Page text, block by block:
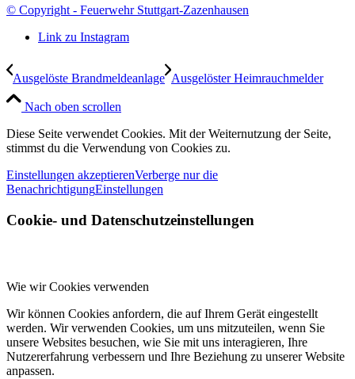
© Copyright - Feuerwehr Stuttgart-Zazenhausen
Link zu Instagram
Ausgelöste Brandmeldeanlage Ausgelöster Heimrauchmelder
Nach oben scrollen
Diese Seite verwendet Cookies. Mit der Weiternutzung der Seite,
stimmst du die Verwendung von Cookies zu.
Einstellungen akzeptierenVerberge nur die
BenachrichtigungEinstellungen
Cookie- und Datenschutzeinstellungen
Wie wir Cookies verwenden
Wir können Cookies anfordern, die auf Ihrem Gerät eingestellt
werden. Wir verwenden Cookies, um uns mitzuteilen, wenn Sie
unsere Websites besuchen, wie Sie mit uns interagieren, Ihre
Nutzererfahrung verbessern und Ihre Beziehung zu unserer Website
anpassen.